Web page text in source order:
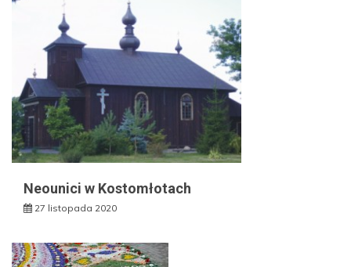
Neounici w Kostomłotach
27 listopada 2020